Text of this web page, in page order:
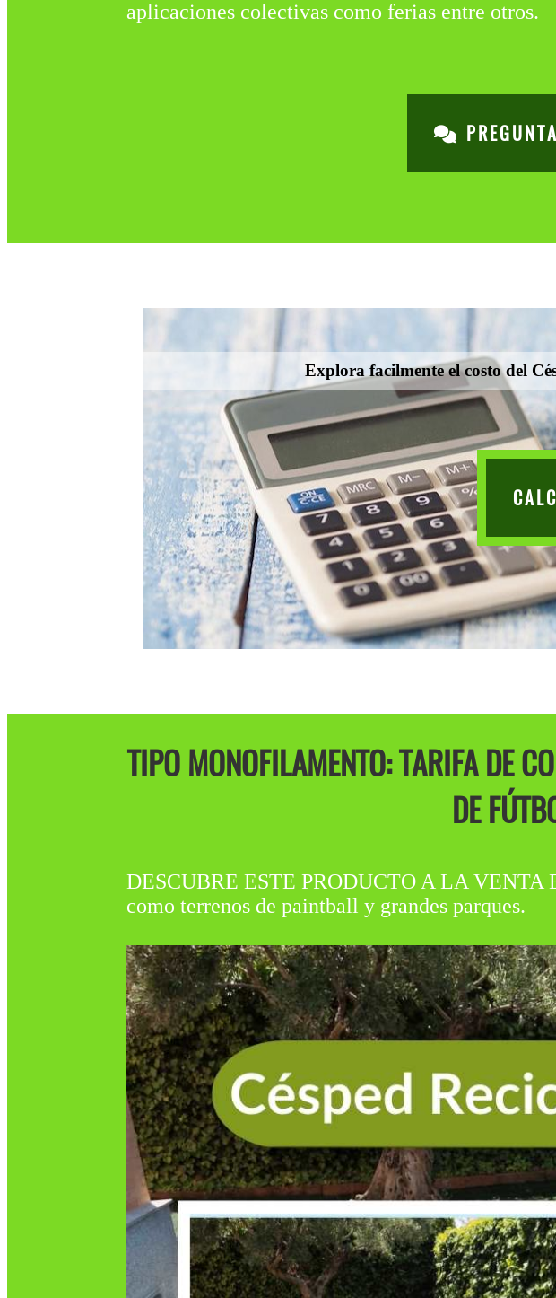
aplicaciones colectivas como ferias entre otros.
Explora facilmente el costo del
TIPO MONOFILAMENTO: TARIFA DE
DE
DESCUBRE ESTE PRODUCTO A LA VENTA
como terrenos de paintball y grandes parques.